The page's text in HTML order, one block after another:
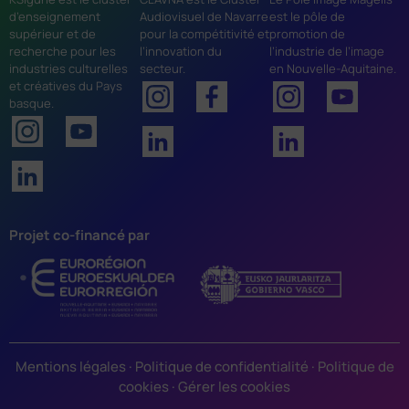
d’enseignement
supérieur et de
recherche pour les
industries culturelles
et créatives du Pays
basque.
Audiovisuel de Navarre
pour la compétitivité et
l’innovation du
secteur.
est le pôle de
promotion de
l’industrie de l’image
en Nouvelle-Aquitaine.
Projet co-financé par
Mentions légales · Politique de confidentialité · Politique de
cookies ·Gérer les cookies